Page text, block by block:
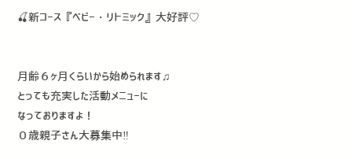
🍒新コース『ベビー・リトミック』大好評♡
月齢６ヶ月くらいから始められます♫
とっても充実した活動メニューに
なっておりますよ！
０歳親子さん大募集中‼️